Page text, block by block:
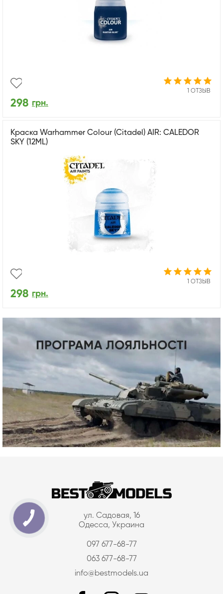
1 ОТЗЫВ
298 грн.
Краска Warhammer Colour (Citadel) AIR: CALEDOR
SKY (12ML)
1 ОТЗЫВ
298 грн.
ул. Садовая, 16
Одесса, Украина
097 677-68-77
063 677-68-77
info@bestmodels.ua